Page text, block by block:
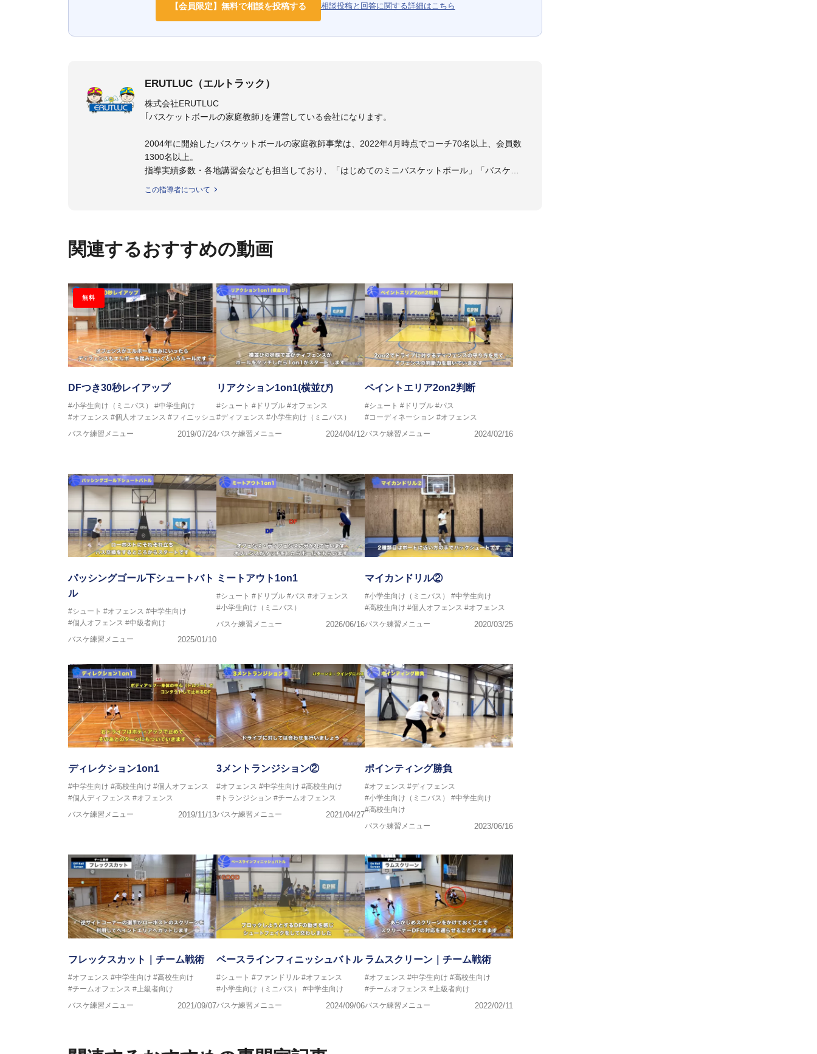
【会員限定】無料で相談を投稿する 相談投稿と回答に関する詳細はこちら
ERUTLUC（エルトラック）
株式会社ERUTLUC
｢バスケットボールの家庭教師｣を運営している会社になります。
2004年に開始したバスケットボールの家庭教師事業は、2022年4月時点でコーチ70名以上、会員数
1300名以上。
指導実績多数・各地講習会なども担当しており、「はじめてのミニバスケットボール」「バスケッ
2016年U13ナショナルキャンプヘッドコーチ
2017年U13ナショナルキャンプヘッドコーチ
2017年男子日本代表サポートコーチ
2018年U22日本代表スプリングキャンプアドバイザリーコーチ
2018年U12ナショナルキャンプヘッドコーチ
2018年U13ナショナルキャンプヘッドコーチ
2018年～2021年男子日本代表サポートコーチ
この指導者について
関連するおすすめの動画
無料
DFつき30秒レイアップ
#小学生向け（ミニバス）
#中学生向け
#オフェンス #個人オフェンス #フィニッシュ
バスケ練習メニュー
2019/07/24
リアクション1on1(横並び)
#シュート #ドリブル #オフェンス
#ディフェンス #小学生向け（ミニバス）
バスケ練習メニュー
2024/04/12
ペイントエリア2on2判断
#シュート #ドリブル #パス
#コーディネーション #オフェンス
バスケ練習メニュー
2024/02/16
パッシングゴール下シュートバト
ル
#シュート #オフェンス #中学生向け
#個人オフェンス #中級者向け
バスケ練習メニュー
2025/01/10
ミートアウト1on1
#シュート #ドリブル #パス #オフェンス
#小学生向け（ミニバス）
バスケ練習メニュー
2026/06/16
マイカンドリル②
#小学生向け（ミニバス）
#中学生向け
#高校生向け #個人オフェンス #オフェンス
バスケ練習メニュー
2020/03/25
ディレクション1on1
#中学生向け #高校生向け #個人オフェンス
#個人ディフェンス #オフェンス
バスケ練習メニュー
2019/11/13
3メントランジション②
#オフェンス #中学生向け #高校生向け
#トランジション #チームオフェンス
バスケ練習メニュー
2021/04/27
ポインティング勝負
#オフェンス #ディフェンス
#小学生向け（ミニバス）
#中学生向け
#高校生向け
バスケ練習メニュー
2023/06/16
フレックスカット｜チーム戦術
#オフェンス #中学生向け #高校生向け
#チームオフェンス #上級者向け
バスケ練習メニュー
2021/09/07
ベースラインフィニッシュバトル
#シュート #ファンドリル #オフェンス
#小学生向け（ミニバス）
#中学生向け
バスケ練習メニュー
2024/09/06
ラムスクリーン｜チーム戦術
#オフェンス #中学生向け #高校生向け
#チームオフェンス #上級者向け
バスケ練習メニュー
2022/02/11